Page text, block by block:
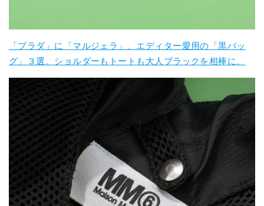
「プラダ」に「マルジェラ」。エディター愛用の「黒バッ
グ」３選。ショルダーもトートも大人ブラックを相棒に。